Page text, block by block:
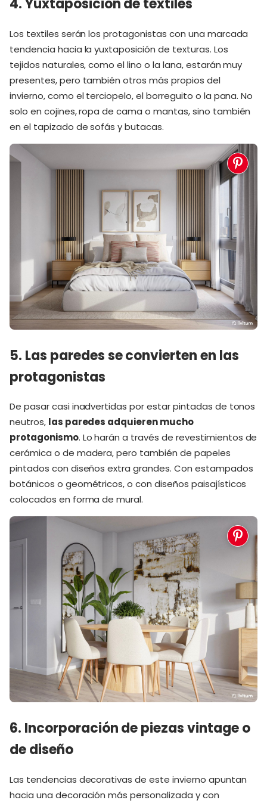
4. Yuxtaposición de textiles
Los textiles serán los protagonistas con una marcada
tendencia hacia la yuxtaposición de texturas. Los
tejidos naturales, como el lino o la lana, estarán muy
presentes, pero también otros más propios del
invierno, como el terciopelo, el borreguito o la pana. No
solo en cojines, ropa de cama o mantas, sino también
en el tapizado de sofás y butacas.
5. Las paredes se convierten en las
protagonistas
De pasar casi inadvertidas por estar pintadas de tonos
neutros, las paredes adquieren mucho
protagonismo. Lo harán a través de revestimientos de
cerámica o de madera, pero también de papeles
pintados con diseños extra grandes. Con estampados
botánicos o geométricos, o con diseños paisajísticos
colocados en forma de mural.
6. Incorporación de piezas vintage o
de diseño
Las tendencias decorativas de este invierno apuntan
hacia una decoración más personalizada y con